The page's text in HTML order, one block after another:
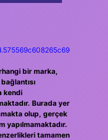
bir marka,
kendi
Burada yer
olup, gerçek
yapılmamaktadır.
tamamen